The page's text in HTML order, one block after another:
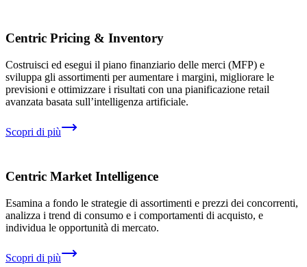
Centric Pricing & Inventory
Costruisci ed esegui il piano finanziario delle merci (MFP) e
sviluppa gli assortimenti per aumentare i margini, migliorare le
previsioni e ottimizzare i risultati con una pianificazione retail
avanzata basata sull’intelligenza artificiale.
Scopri di più
Centric Market Intelligence
Esamina a fondo le strategie di assortimenti e prezzi dei concorrenti,
analizza i trend di consumo e i comportamenti di acquisto, e
individua le opportunità di mercato.
Scopri di più